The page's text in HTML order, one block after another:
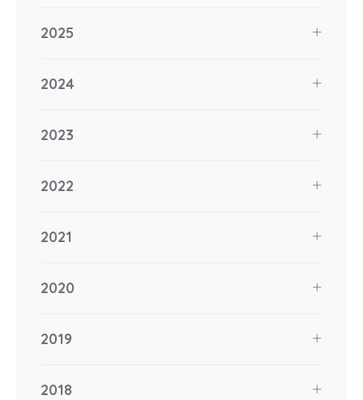
2025
2024
2023
2022
2021
2020
2019
2018